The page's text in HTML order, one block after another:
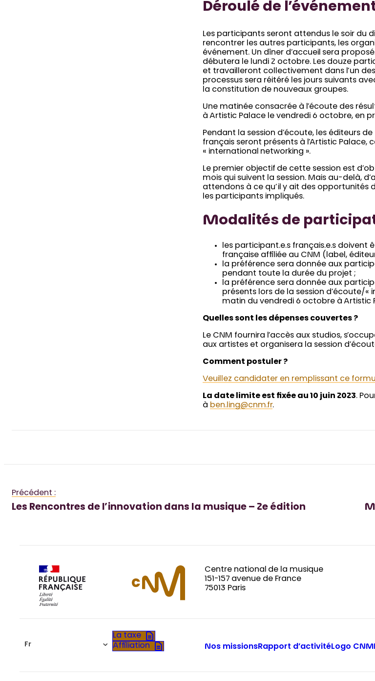
Déroulé de
Les participants seront attendus le soir du
rencontrer les autres participants, les
événement. Un dîner d’accueil sera
débutera le lundi 2 octobre. Les douze
et travailleront collectivement dans l’un
processus sera réitéré les jours suivants
la constitution de nouveaux groupes.
Une matinée consacrée à l’écoute des
à Artistic Palace le vendredi 6 octobre, en
Pendant la session d’écoute, les éditeurs
français seront présents à l’Artistic
« international networking ».
Le premier objectif de cette session est
mois qui suivent la session. Mais au-delà,
attendons à ce qu’il y ait des
les participants impliqués.
Modalités de
les participant.e.s français.e.s doivent
française affiliée au CNM (label,
la préférence sera donnée aux
pendant toute la durée du projet ;
la préférence sera donnée aux
présents lors de la session d’écoute/«
matin du vendredi 6 octobre à Artistic
Quelles sont les dépenses couvertes ?
Le CNM fournira l’accès aux studios,
aux artistes et organisera la session
Comment postuler ?
Veuillez candidater en remplissant ce
La date limite est fixée au 10 juin 2023.
à ben.ling@cnm.fr.
Précédent :
Les Rencontres de l’innovation dans la musique – 2e édition
Centre national de la musique
151-157 avenue de France
75013 Paris
Fr
La taxe
Affiliation
Nos missionsRapport d’activitéLogo CNM